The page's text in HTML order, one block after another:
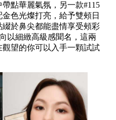
點華麗氣氛，另一款#115
色光燦打亮，給予雙頰日
於鼻尖都能盡情享受頰彩
以細緻高級感聞名，這兩
望的你可以入手一顆試試